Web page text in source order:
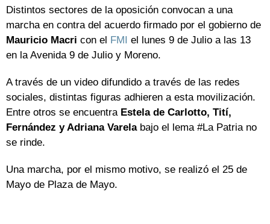
Distintos sectores de la oposición convocan a una
marcha en contra del acuerdo firmado por el gobierno de
Mauricio Macri con el FMI el lunes 9 de Julio a las 13
en la Avenida 9 de Julio y Moreno.
A través de un video difundido a través de las redes
sociales, distintas figuras adhieren a esta movilización.
Entre otros se encuentra Estela de Carlotto, Tití,
Fernández y Adriana Varelabajo el lema #La Patria no
se rinde.
Una marcha, por el mismo motivo, se realizó el 25 de
Mayo de Plaza de Mayo.